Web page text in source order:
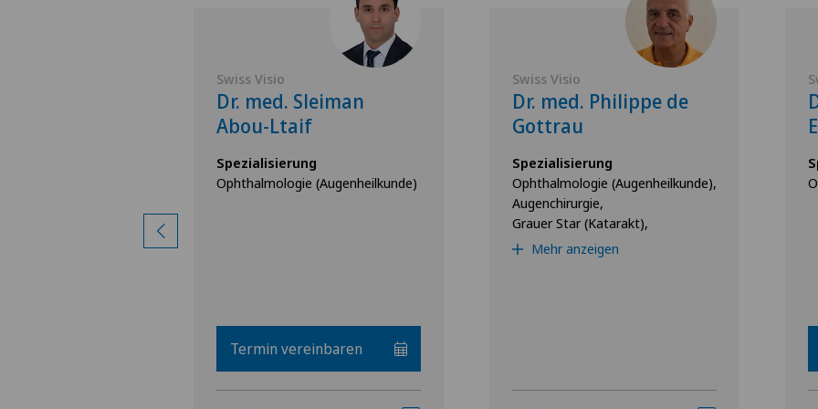
Swiss Visio
Dr. med. Sleiman
Abou-Ltaif
Spezialisierung
Ophthalmologie (Augenheilkunde)
Termin vereinbaren
Swiss Visio
Dr. med. Philippe de
Gottrau
Spezialisierung
Ophthalmologie (Augenheilkunde),
Augenchirurgie,
Grauer Star (Katarakt),
Mehr anzeigen